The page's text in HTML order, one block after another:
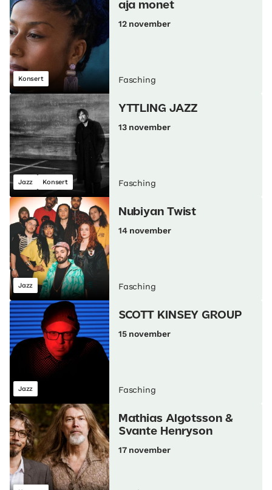
Konsert
aja monet
12 november
Fasching
Jazz Konsert
YTTLING JAZZ
13 november
Fasching
Jazz
Nubiyan Twist
14 november
Fasching
Jazz
SCOTT KINSEY GROUP
15 november
Fasching
Mathias Algotsson &
Svante Henryson
17 november